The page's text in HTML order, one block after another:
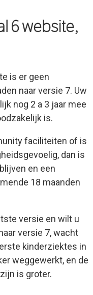
6 website,
is er geen
naar versie 7. Uw
nog 2 a 3 jaar mee
is.
faciliteiten of is
dan is
en een
18 maanden
versie en wilt u
versie 7, wacht
kinderziektes in
weggewerkt, en de
is groter.